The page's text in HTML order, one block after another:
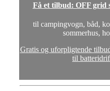
Få et tilbud: OFF grid
til campingvogn, båd,
sommerhus,
Gratis og uforpligtende
til